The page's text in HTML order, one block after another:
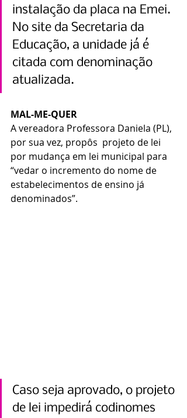
instalação da placa na Emei.
No site da Secretaria da
Educação, a unidade já é
citada com denominação
atualizada.
MAL-ME-QUER
A vereadora Professora Daniela (PL),
por sua vez, propôs  projeto de lei
por mudança em lei municipal para
“vedar o incremento do nome de
estabelecimentos de ensino já
denominados”.
Caso seja aprovado, o projeto
de lei impedirá codinomes